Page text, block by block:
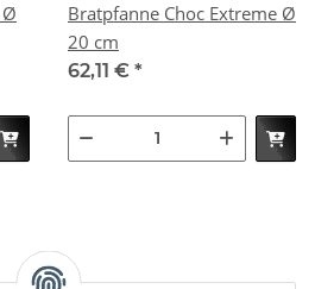
Ø
Bratpfanne Choc Extreme Ø
20 cm
62,11 € *